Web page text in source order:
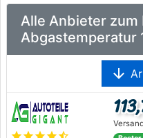
Alle Anbieter zum
Abgastemperatur
arrow_downward